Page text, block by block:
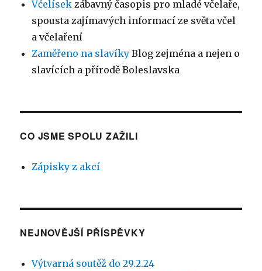
Včelísek zábavný časopis pro mladé včelaře,
spousta zajímavých informací ze světa včel
a včelaření
Zaměřeno na slavíky Blog zejména a nejen o
slavících a přírodě Boleslavska
CO JSME SPOLU ZAŽILI
Zápisky z akcí
NEJNOVĚJŠÍ PŘÍSPĚVKY
Výtvarná soutěž do 29.2.24